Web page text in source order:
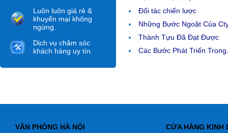
Luôn luôn giá rẻ &
khuyến mại không
ngừng.
Dịch vụ chăm sóc
khách hàng uy tín.
Đối tác chiến lược
Những Bước Ngoặt Của
Thành Tựu Đã Đạt Được
Các Bước Phát Triển
VĂN PHÒNG HÀ NỘI
CỬA HÀNG KINH